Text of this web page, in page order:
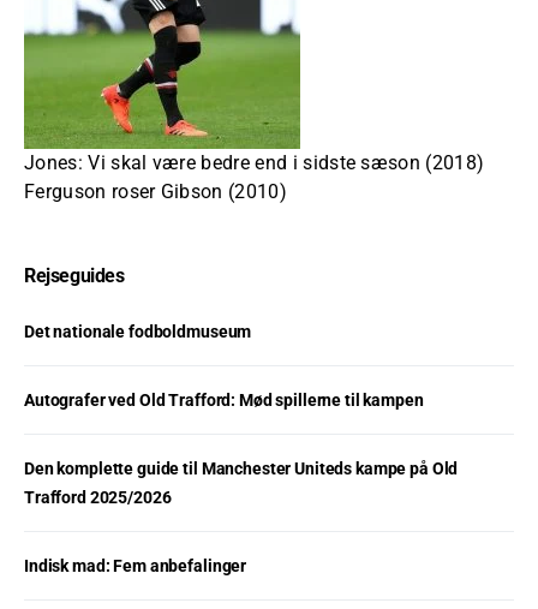
Jones: Vi skal være bedre end i sidste sæson (2018)
Ferguson roser Gibson (2010)
Rejseguides
Det nationale fodboldmuseum
Autografer ved Old Trafford: Mød spillerne til kampen
Den komplette guide til Manchester Uniteds kampe på Old
Trafford 2025/2026
Indisk mad: Fem anbefalinger